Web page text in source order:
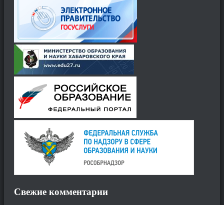
Свежие комментарии